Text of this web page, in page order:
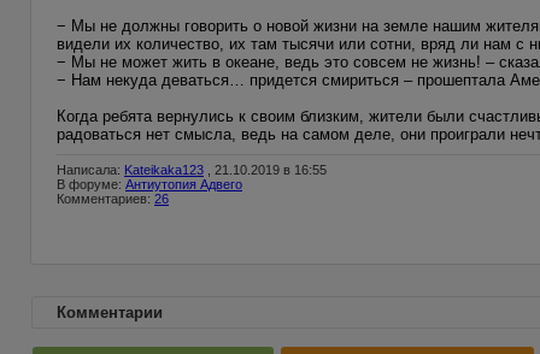
− Мы не должны говорить о новой жизни на земле нашим
видели их количество, их там тысячи или сотни, вряд ли нам с
− Мы не может жить в океане, ведь это совсем не жизнь! –
− Нам некуда деваться… придется смириться – прошептала
Когда ребята вернулись к своим близким, жители были
радоваться нет смысла, ведь на самом деле, они проиграли
Написала: Kateikaka123 , 21.10.2019 в 16:55
В форуме: Антиутопия Адвего
Комментариев: 26
Комментарии